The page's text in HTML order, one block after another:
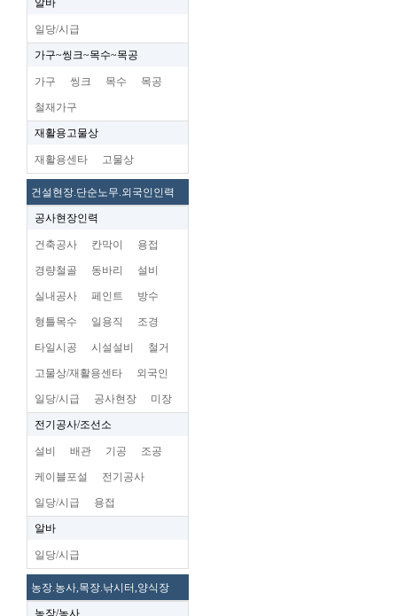
알바
일당/시급
가구~씽크~목수~목공
가구 씽크 목수 목공
철재가구
재활용고물상
재활용센타 고물상
건설현장.단순노무.외국인인력
공사현장인력
건축공사 칸막이 용접
경량철골 동바리 설비
실내공사 페인트 방수
형틀목수 일용직 조경
타일시공 시설설비 철거
고물상/재활용센타 외국인
일당/시급 공사현장 미장
전기공사/조선소
설비 배관 기공 조공
케이블포설 전기공사
일당/시급 용접
알바
일당/시급
농장.농사,목장.낚시터,양식장
농장/농사